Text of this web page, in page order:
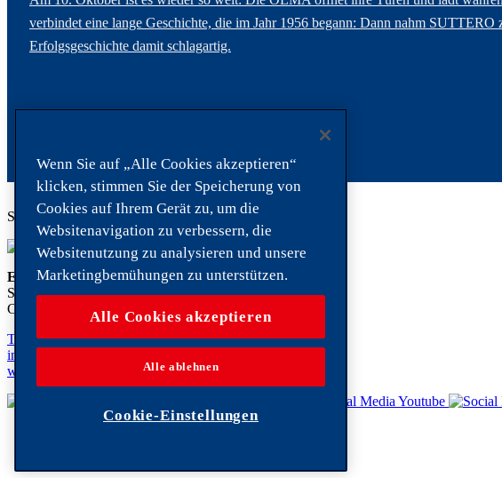
verbindet eine lange Geschichte, die im Jahr 1956 begann: Dann nahm
Erfolgsgeschichte damit schlagartig.
Säntis 2502 m. ü. M.
Ernst Sutter AG
Schlachthofstrasse 20
CH-9200 Gossau
T. +41 (0) 58 476 30 00
info@
www.ernstsutter.ch
Wenn Sie auf „Alle Cookies akzeptieren“
klicken, stimmen Sie der Speicherung von
Cookies auf Ihrem Gerät zu, um die
Websitenavigation zu verbessern, die
Websitenutzung zu analysieren und unsere
Marketingbemühungen zu unterstützen.
Alle Cookies akzeptieren
Alle ablehnen
Cookie-Einstellungen